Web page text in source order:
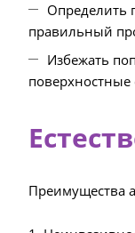
Определить
правильный
Избежать
поверхностные
Преимущества